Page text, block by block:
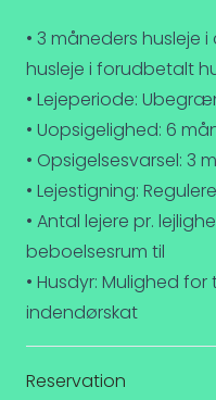
• 3 måneders husleje
husleje i forudbetalt
• Lejeperiode:
• Uopsigelighed: 6
• Opsigelsesvarsel: 3
• Lejestigning:
• Antal lejere pr.
beboelsesrum til
• Husdyr: Mulighed
indendørskat
Reservation